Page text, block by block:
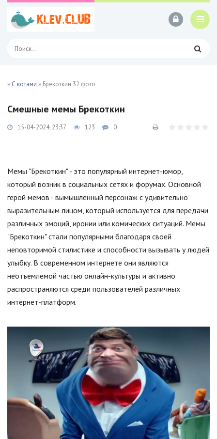
» С котами » Брекоткин 32 фото
Смешные мемы Брекоткин
15-04-2024, 23:37 123 0
Мемы "Брекоткин" - это популярный интернет-юмор,
который возник в социальных сетях и форумах. Основной
герой мемов - вымышленный персонаж с удивительно
выразительным лицом, который используется для передачи
различных эмоций, иронии или комических ситуаций. Мемы
"Брекоткин" стали популярными благодаря своей
неповторимой стилистике и способности вызывать у людей
улыбку. В современном интернете они являются
неотъемлемой частью онлайн-культуры и активно
распространяются среди пользователей различных
интернет-платформ.